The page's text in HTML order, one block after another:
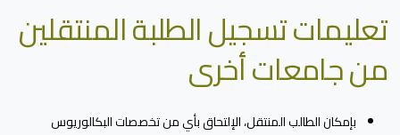
تعليمات تسجيل الطلبة المنتقلين
من جامعات أخرى
بإمكان الطالب المنتقل، الإلتحاق بأي من تخصصات البكالوريوس